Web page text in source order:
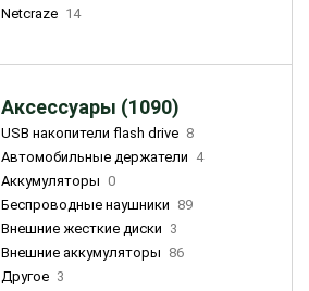
Netcraze 14
Аксессуары (1090)
USB накопители flash drive 8
Автомобильные держатели 4
Аккумуляторы 0
Беспроводные наушники 89
Внешние жесткие диски 3
Внешние аккумуляторы 86
Другое 3